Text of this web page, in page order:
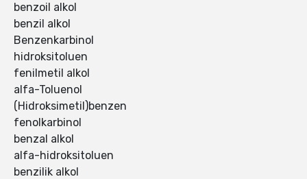
benzoil alkol
benzil alkol
Benzenkarbinol
hidroksitoluen
fenilmetil alkol
alfa-Toluenol
(Hidroksimetil)benzen
fenolkarbinol
benzal alkol
alfa-hidroksitoluen
benzilik alkol